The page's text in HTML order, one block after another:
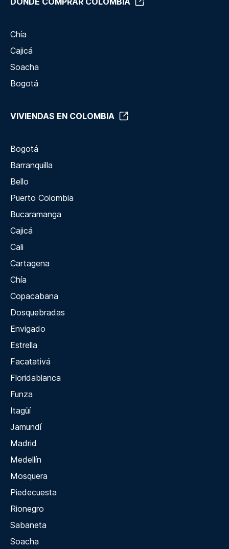
Chía
Cajicá
Soacha
Bogotá
VIVIENDAS EN COLOMBIA
Bogotá
Barranquilla
Bello
Puerto Colombia
Bucaramanga
Cajicá
Cali
Cartagena
Chía
Copacabana
Dosquebradas
Envigado
Estrella
Facatativá
Floridablanca
Funza
Itagüí
Jamundí
Madrid
Medellín
Mosquera
Piedecuesta
Rionegro
Sabaneta
Soacha